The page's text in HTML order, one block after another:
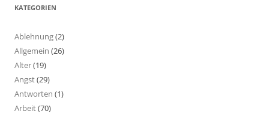
KATEGORIEN
Ablehnung(2)
Allgemein (26)
Alter(19)
Angst(29)
Antworten (1)
Arbeit(70)